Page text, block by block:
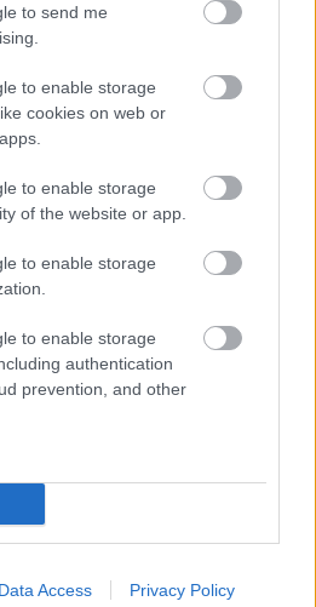
to send me
to enable storage
cookies on web or
to enable storage
of the website or app.
to enable storage
to enable storage
authentication
prevention, and other
Data Access Privacy Policy